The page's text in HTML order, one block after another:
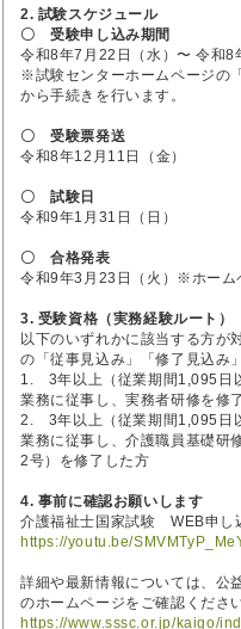
2. 試験スケジュール
〇 受験申し込み期間
令和8年7月22日（水）〜 令和8
※試験センターホームページの
から手続きを行います。
〇 受験票発送
令和8年12月11日（金）
〇 試験日
令和9年1月31日（日）
〇 合格発表
令和9年3月23日（火）※ホーム
3. 受験資格（実務経験ルート）
以下のいずれかに該当する方
の「従事見込み」「修了見込み
1. 3年以上（従業期間1,095日
業務に従事し、実務者研修を修
2. 3年以上（従業期間1,095日
業務に従事し、介護職員基礎研
2号）を修了した方
4. 事前に確認お願いします
介護福祉士国家試験 WEB申し
https://youtu.be/
詳細や最新情報については、公
のホームページをご確認ください
https://www.sssc.or.jp/kaigo/